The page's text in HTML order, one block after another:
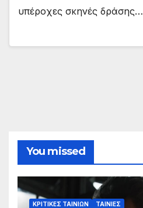
υπέροχες σκηνές δράσης…
You missed
ΚΡΙΤΙΚΕΣ ΤΑΙΝΙΩΝ ΤΑΙΝΙΕΣ